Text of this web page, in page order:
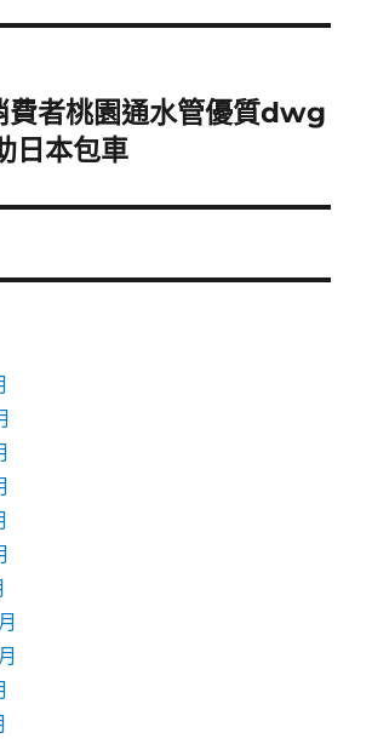
費者桃園通水管優質dwg
日本包車